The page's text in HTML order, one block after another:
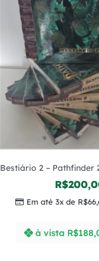
Bestiário 2 – Pathfinder
R$
Em até 3x de R$
à vista R$